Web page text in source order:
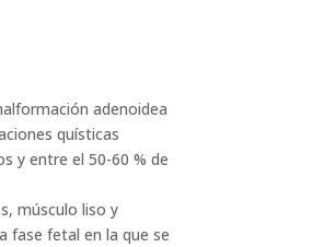
adenoidea
quísticas
y entre el 50-60 % de
músculo liso y
fase fetal en la que se